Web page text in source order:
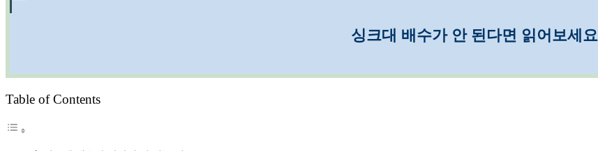
싱크대 배수가 안 된다면 읽어보세요
Table of Contents